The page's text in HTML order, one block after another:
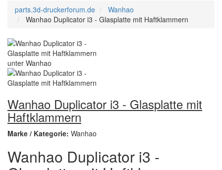
parts.3d-druckerforum.de
Wanhao
Wanhao Duplicator i3 - Glasplatte mit Haftklammern
Wanhao Duplicator i3 - Glasplatte mit
Haftklammern
Marke / Kategorie: Wanhao
Wanhao Duplicator i3 -